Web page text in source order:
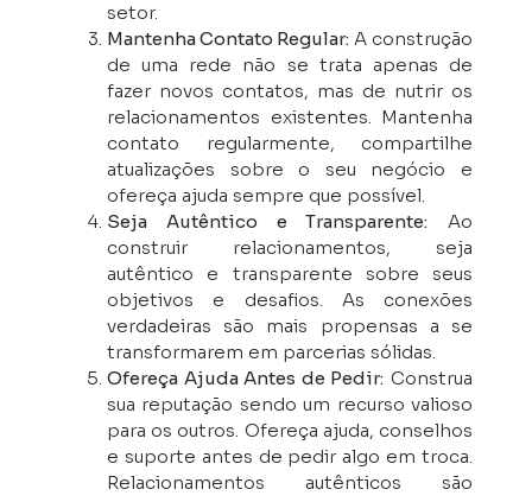
setor.
Mantenha Contato Regular: A construção
de uma rede não se trata apenas de
fazer novos contatos, mas de nutrir os
relacionamentos existentes. Mantenha
contato regularmente, compartilhe
atualizações sobre o seu negócio e
ofereça ajuda sempre que possível.
Seja Autêntico e Transparente: Ao
construir relacionamentos, seja
autêntico e transparente sobre seus
objetivos e desafios. As conexões
verdadeiras são mais propensas a se
transformarem em parcerias sólidas.
Ofereça Ajuda Antes de Pedir: Construa
sua reputação sendo um recurso valioso
para os outros. Ofereça ajuda, conselhos
e suporte antes de pedir algo em troca.
Relacionamentos autênticos são